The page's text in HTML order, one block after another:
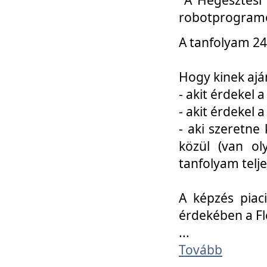
A tanfolyam
Hogy kinek
- akit érdekel
- akit érdekel
- aki szeretne
közül (van
tanfolyam
A képzés
érdekében a
...
Tovább